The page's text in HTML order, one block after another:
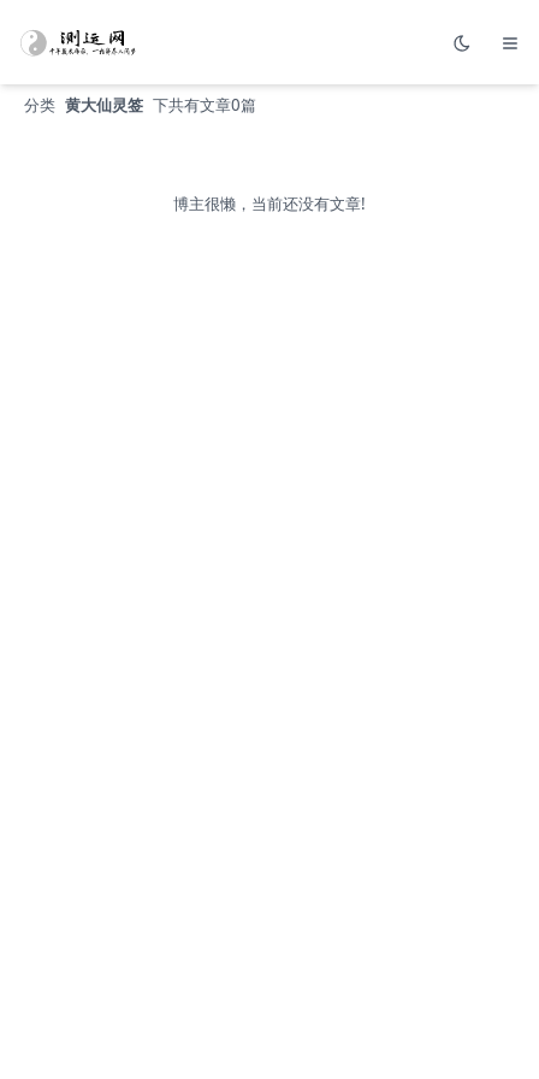
分类 黄大仙灵签 下共有文章0篇
博主很懒，当前还没有文章!